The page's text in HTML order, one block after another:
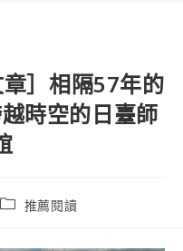
章］相隔57年的
時空的日臺師
推薦閱讀